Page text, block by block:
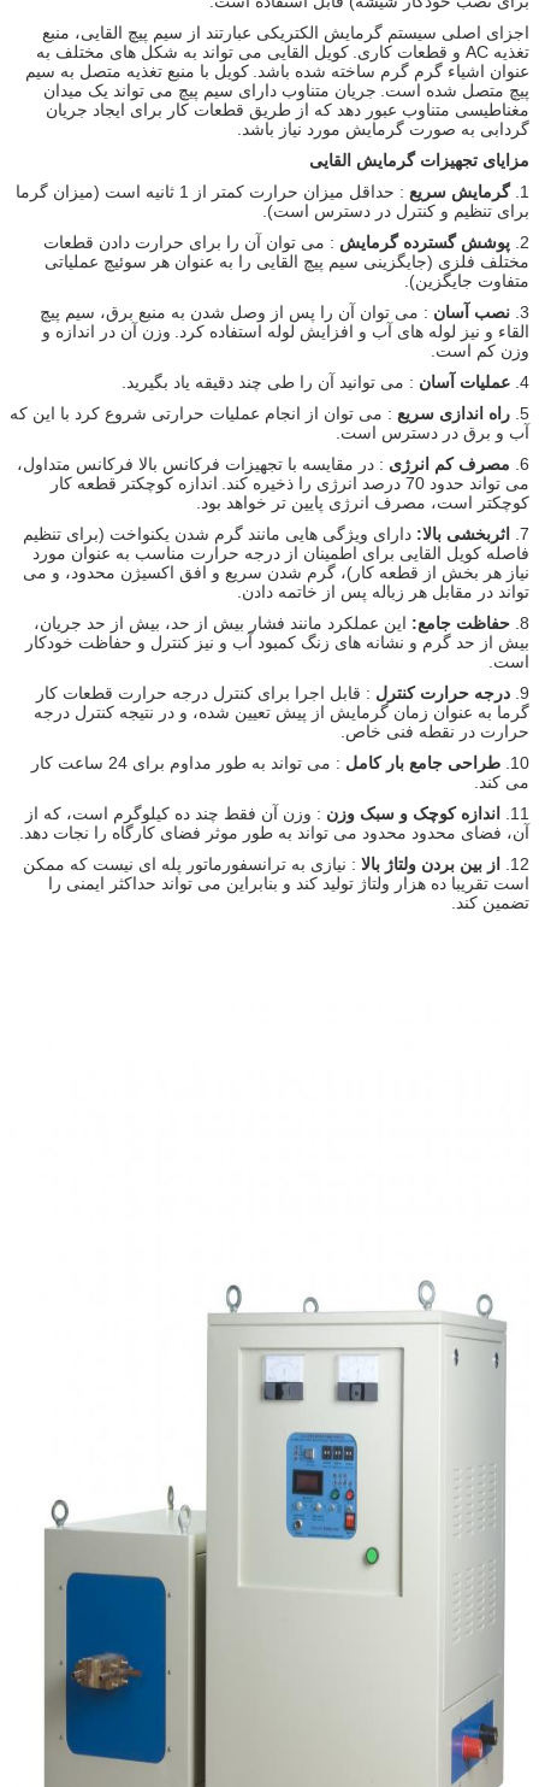
اجزای اصلی سیستم گرمایش الکتریکی عبارتند از سیم پیچ القایی، منبع
تغذیه AC و قطعات کاری.
کویل القایی می تواند به شکل های مختلف به
عنوان اشیاء گرم گرم ساخته شده باشد. کویل با منبع تغذیه متصل به سیم
پیچ متصل شده است. جریان متناوب دارای سیم پیچ می تواند یک میدان
مغناطیسی متناوب عبور دهد که از طریق قطعات کار برای ایجاد جریان
گردابی به صورت گرمایش مورد نیاز باشد.
مزایای تجهیزات گرمایش القایی
1. گرمایش سریع
: حداقل میزان حرارت کمتر از 1 ثانیه است (میزان گرما
برای تنظیم و کنترل در دسترس است).
2. پوشش گسترده گرمایش : می توان آن را برای حرارت دادن قطعات
مختلف فلزی (جایگزینی سیم پیچ القایی را به عنوان هر سوئیچ عملیاتی
متفاوت جایگزین).
3. نصب آسان : می توان آن را پس از وصل شدن به منبع برق، سیم پیچ
القاء و نیز لوله های آب و افزایش لوله استفاده کرد.
وزن آن در اندازه و
وزن کم است.
4. عملیات آسان : می توانید آن را طی چند دقیقه یاد بگیرید.
5. راه اندازی سریع : می توان از انجام عملیات حرارتی شروع کرد با این که
آب و برق در دسترس است.
6. مصرف کم انرژی : در مقایسه با تجهیزات فرکانس بالا فرکانس متداول،
می تواند حدود 70 درصد انرژی را ذخیره کند.
اندازه کوچکتر قطعه کار
کوچکتر است، مصرف انرژی پایین تر خواهد بود.
7.
اثربخشی بالا: دارای ویژگی هایی مانند گرم شدن یکنواخت (برای تنظیم
فاصله کویل القایی برای اطمینان از درجه حرارت مناسب به عنوان مورد
نیاز هر بخش از قطعه کار)، گرم شدن سریع و افق اکسیژن محدود، و می
تواند در مقابل هر زباله پس از خاتمه دادن.
8. حفاظت جامع: این عملکرد مانند فشار بیش از حد، بیش از حد جریان،
بیش از حد گرم و نشانه های زنگ کمبود آب و نیز کنترل و حفاظت خودکار
است.
9. درجه حرارت کنترل : قابل اجرا برای کنترل درجه حرارت قطعات کار
گرما به عنوان زمان گرمایش از پیش تعیین شده، و در نتیجه کنترل درجه
حرارت در نقطه فنی خاص.
10. طراحی جامع بار کامل
: می تواند به طور مداوم برای 24 ساعت کار
می کند.
11.
اندازه کوچک و سبک وزن : وزن آن فقط چند ده کیلوگرم است، که از
آن، فضای محدود محدود می تواند به طور موثر فضای کارگاه را نجات دهد.
12.
از بین بردن ولتاژ بالا : نیازی به ترانسفورماتور پله ای نیست که ممکن
است تقریبا ده هزار ولتاژ تولید کند و بنابراین می تواند حداکثر ایمنی را
تضمین کند.